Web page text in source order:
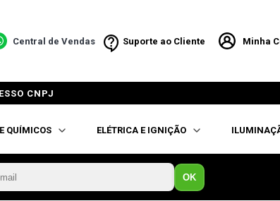
Central de Vendas Suporte ao Cliente Minha
CNPJ
QUÍMICOS ELÉTRICA E IGNIÇÃO
OK